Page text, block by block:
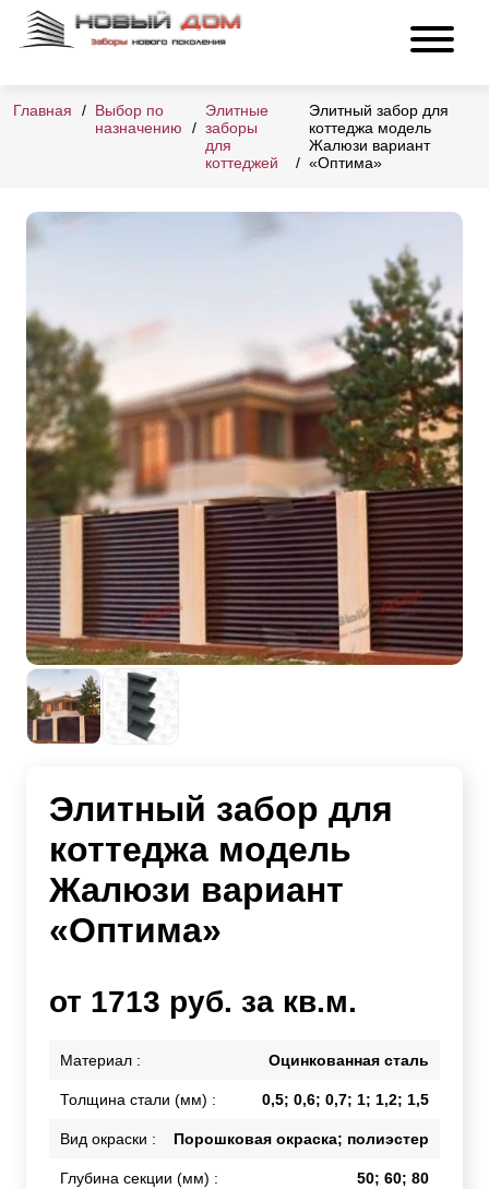
Главная
Выбор по
назначению
Элитные
заборы
для
коттеджей
Элитный забор для
коттеджа модель
Жалюзи вариант
«Оптима»
Элитный забор для
коттеджа модель
Жалюзи вариант
«Оптима»
от 1713 руб. за кв.м.
Материал : Оцинкованная сталь
Толщина стали (мм) : 0,5; 0,6; 0,7; 1; 1,2; 1,5
Вид окраски : Порошковая окраска; полиэстер
Глубина секции (мм) : 50; 60; 80